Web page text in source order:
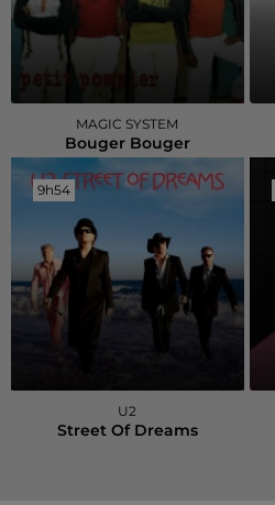
MAGIC SYSTEM
Bouger Bouger
9h54
9h54
U2
Street Of Dreams